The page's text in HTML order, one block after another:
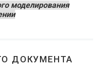
моделирования
ДОКУМЕНТА